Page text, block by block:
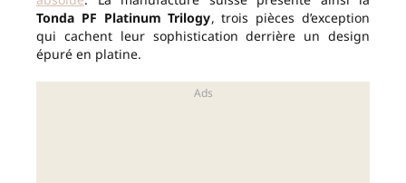
Tonda PF Platinum Trilogy, trois pièces d’exception
qui cachent leur sophistication derrière un design
épuré en platine.